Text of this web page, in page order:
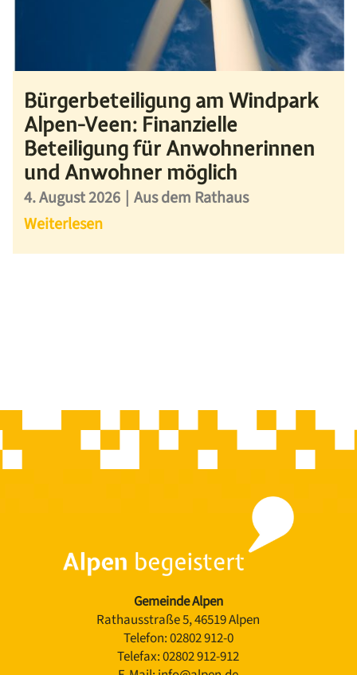
Bürgerbeteiligung am Windpark
Alpen-Veen: Finanzielle
Beteiligung für Anwohnerinnen
und Anwohner möglich
4. August 2026 | Aus dem Rathaus
Weiterlesen
Gemeinde Alpen
Rathausstraße 5, 46519 Alpen
Telefon:02802 912-0
Telefax:02802 912-912